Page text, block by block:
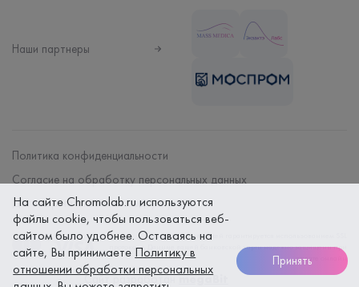
Наши партнеры
Политика конфиденциальности
Согласие на обработку персональных данных
Договор на оказание мед. услуг
Безопасность платежей гарантируется использованием SSL
протокола. Данные вашей банковской карты надежно защищены при
оплате онлайн
Сайт разработанmegaBit
На сайте Chromolab.ru используются
файлы cookie, чтобы пользоваться веб-
сайтом было удобнее. Оставаясь на
сайте, Вы принимаете Политику в
отношении обработки персональных
Принять